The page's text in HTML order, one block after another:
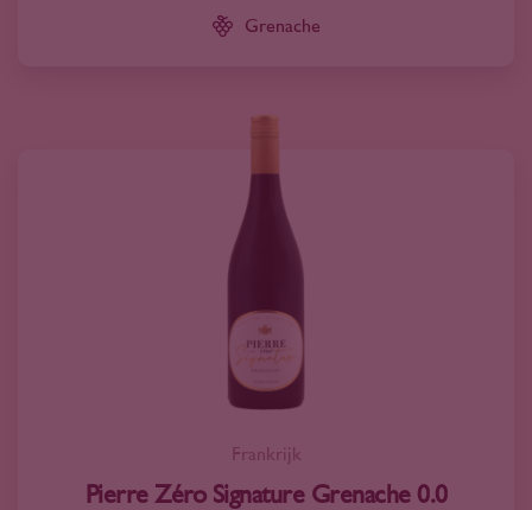
Grenache
Frankrijk
Pierre Zéro Signature Grenache 0.0